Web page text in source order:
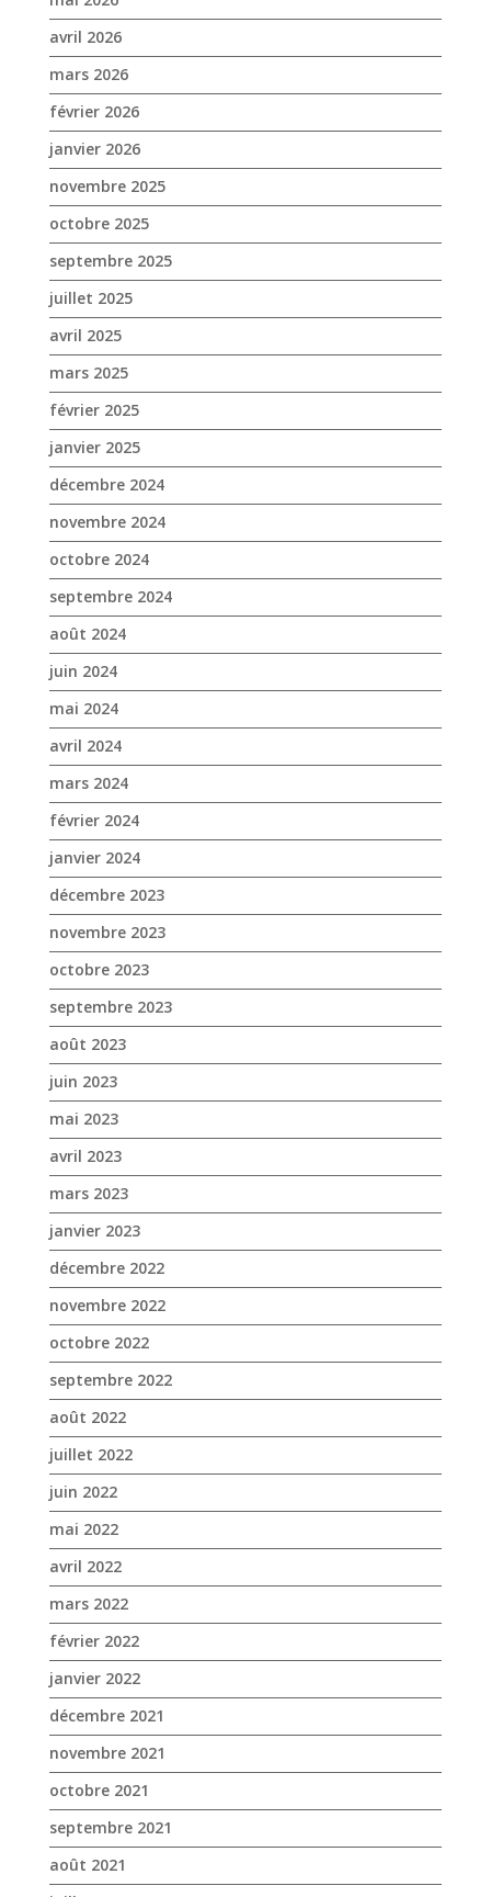
avril 2026
mars 2026
février 2026
janvier 2026
novembre 2025
octobre 2025
septembre 2025
juillet 2025
avril 2025
mars 2025
février 2025
janvier 2025
décembre 2024
novembre 2024
octobre 2024
septembre 2024
août 2024
juin 2024
mai 2024
avril 2024
mars 2024
février 2024
janvier 2024
décembre 2023
novembre 2023
octobre 2023
septembre 2023
août 2023
juin 2023
mai 2023
avril 2023
mars 2023
janvier 2023
décembre 2022
novembre 2022
octobre 2022
septembre 2022
août 2022
juillet 2022
juin 2022
mai 2022
avril 2022
mars 2022
février 2022
janvier 2022
décembre 2021
novembre 2021
octobre 2021
septembre 2021
août 2021